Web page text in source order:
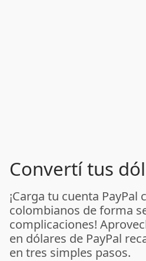
Convertí tus
¡Carga tu cuenta PayPal
colombianos de forma
complicaciones!
en dólares de PayPal
en tres simples pasos.